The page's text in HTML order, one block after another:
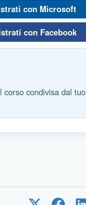
con Microsoft
con Facebook
condivisa dal tuo